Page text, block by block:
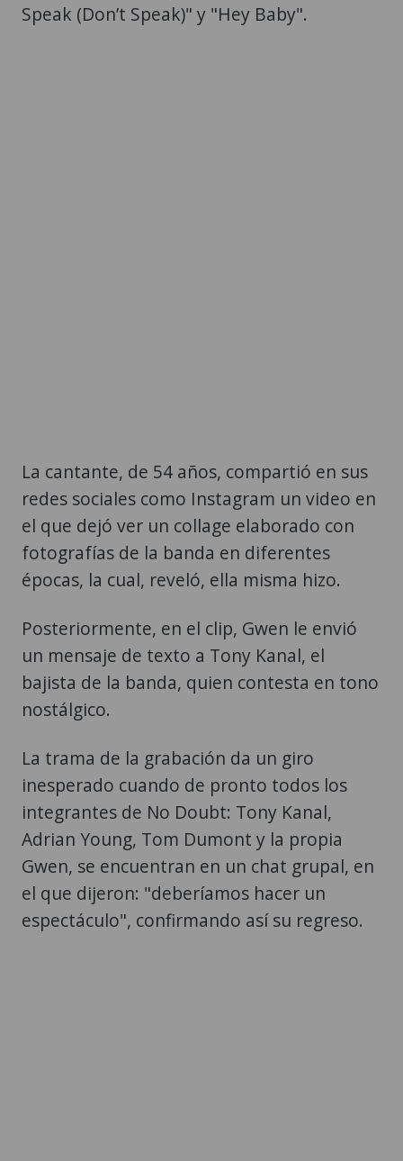
Speak (Don’t Speak)" y "Hey Baby".
La cantante, de 54 años, compartió en sus
redes sociales como Instagram un video en
el que dejó ver un collage elaborado con
fotografías de la banda en diferentes
épocas, la cual, reveló, ella misma hizo.
Posteriormente, en el clip, Gwen le envió
un mensaje de texto a Tony Kanal, el
bajista de la banda, quien contesta en tono
nostálgico.
La trama de la grabación da un giro
inesperado cuando de pronto todos los
integrantes de No Doubt: Tony Kanal,
Adrian Young, Tom Dumont y la propia
Gwen, se encuentran en un chat grupal, en
el que dijeron: "deberíamos hacer un
espectáculo", confirmando así su regreso.